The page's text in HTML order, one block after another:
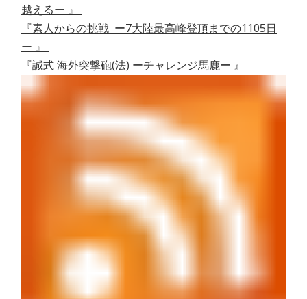
越えるー 』
『素人からの挑戦 ー7大陸最高峰登頂までの1105日
ー 』
『誠式 海外突撃砲(法) ーチャレンジ馬鹿ー 』